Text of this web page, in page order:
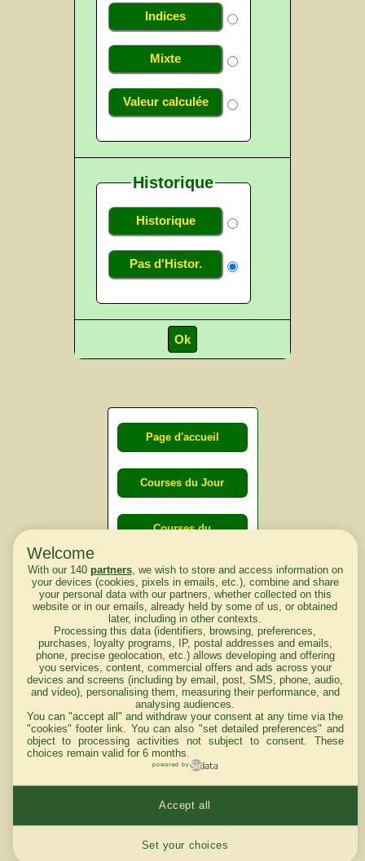
Indices
Mixte
Valeur calculée
Historique
Historique
Pas d'Histor.
Page d'accueil
Courses du Jour
Courses du
Courses
d'aujourd'hui
Haut de Page
Mentions légales du site
Welcome
With our 140 partners, we wish to store and access information on
your devices (cookies, pixels in emails, etc.), combine and share
your personal data with our partners, whether collected on this
website or in our emails, already held by some of us, or obtained
later, including in other contexts.
Processing this data (identifiers, browsing, preferences,
purchases, loyalty programs, IP, postal addresses and emails,
phone, precise geolocation, etc.) allows developing and offering
you services, content, commercial offers and ads across your
devices and screens (including by email, post, SMS, phone, audio,
and video), personalising them, measuring their performance, and
analysing audiences.
You can "accept all" and withdraw your consent at any time via the
"cookies" footer link . You can also "set detailed preferences" and
object to processing activities not subject to consent. These
choices remain valid for 6 months.
powered by
Set your choices
Accept all